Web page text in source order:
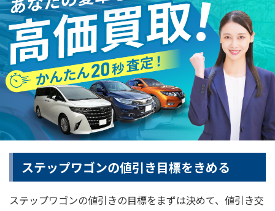
ステップワゴンの値引き目標をきめる
ステップワゴンの値引きの目標をまずは決めて、値引き交